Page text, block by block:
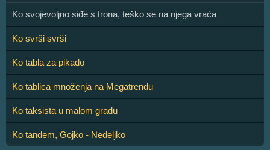
Ko svojevoljno siđe s trona, teško se na njega vraća
Ko svrši svrši
Ko tabla za pikado
Ko tablica množenja na Megatrendu
Ko taksista u malom gradu
Ko tandem, Gojko - Nedeljko